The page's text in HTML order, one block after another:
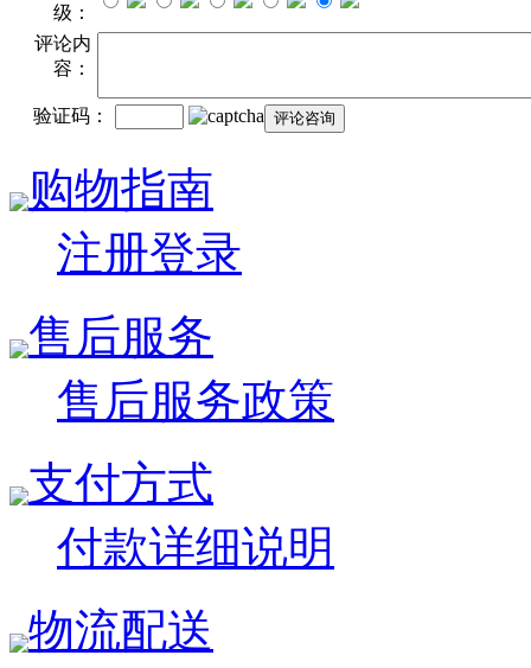
级：
评论内
容：
验证码：
购物指南
注册登录
售后服务
售后服务政策
支付方式
付款详细说明
物流配送